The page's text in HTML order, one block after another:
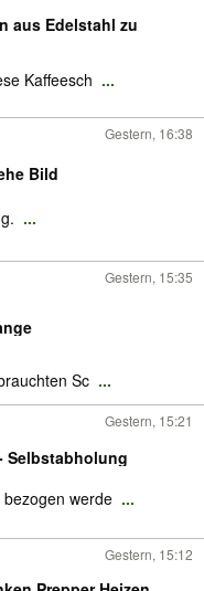
aus Edelstahl zu
Kaffeesch ...
Gestern, 16:38
Bild
...
Gestern, 15:35
Sc ...
Gestern, 15:21
Selbstabholung
werde ...
Gestern, 15:12